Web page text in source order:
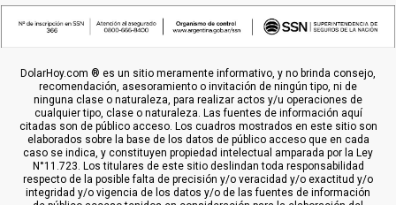
DolarHoy.com ® es un sitio meramente informativo, y no brinda consejo,
recomendación, asesoramiento o invitación de ningún tipo, ni de
ninguna clase o naturaleza, para realizar actos y/u operaciones de
cualquier tipo, clase o naturaleza. Las fuentes de información aquí
citadas son de público acceso. Los cuadros mostrados en este sitio son
elaborados sobre la base de los datos de público acceso que en cada
caso se indica, y constituyen propiedad intelectual amparada por la Ley
N°11.723. Los titulares de este sitio deslindan toda responsabilidad
respecto de la posible falta de precisión y/o veracidad y/o exactitud y/o
integridad y/o vigencia de los datos y/o de las fuentes de información